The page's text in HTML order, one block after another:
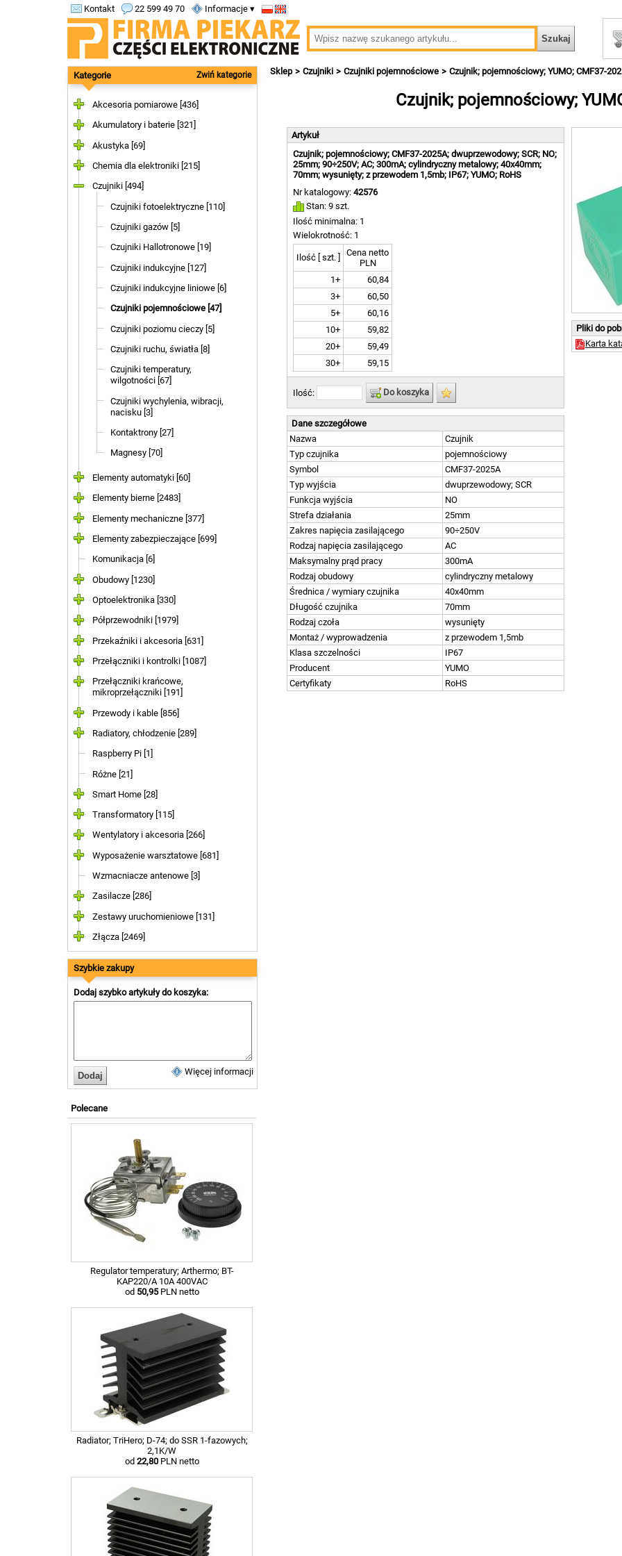
Kontakt 22 599 49 70 Informacje ▾
Kategorie Zwiń kategorie
Akcesoria pomiarowe [436]
Akumulatory i baterie [321]
Akustyka [69]
Chemia dla elektroniki [215]
Czujniki [494]
Czujniki fotoelektryczne [110]
Czujniki gazów [5]
Czujniki Hallotronowe [19]
Czujniki indukcyjne [127]
Czujniki indukcyjne liniowe [6]
Czujniki pojemnościowe [47]
Czujniki poziomu cieczy [5]
Czujniki ruchu, światła [8]
Czujniki temperatury,
wilgotności [67]
Czujniki wychylenia, wibracji,
nacisku [3]
Kontaktrony [27]
Magnesy [70]
Elementy automatyki [60]
Elementy bierne [2483]
Elementy mechaniczne [377]
Elementy zabezpieczające [699]
Komunikacja [6]
Obudowy [1230]
Optoelektronika [330]
Półprzewodniki [1979]
Przekaźniki i akcesoria [631]
Przełączniki i kontrolki [1087]
Przełączniki krańcowe,
mikroprzełączniki [191]
Przewody i kable [856]
Radiatory, chłodzenie [289]
Raspberry Pi [1]
Różne [21]
Smart Home [28]
Transformatory [115]
Wentylatory i akcesoria [266]
Wyposażenie warsztatowe [681]
Wzmacniacze antenowe [3]
Zasilacze [286]
Zestawy uruchomieniowe [131]
Złącza [2469]
Szybkie zakupy
Dodaj szybko artykuły do koszyka:
Więcej informacji
Polecane
Regulator temperatury; Arthermo; BT-
KAP220/A 10A 400VAC
od 50,95PLN netto
Radiator; TriHero; D-74; do SSR 1-fazowych;
2,1K/W
od 22,80PLN netto
Sklep Czujniki Czujniki pojemnościowe Czujnik; pojemnościowy; YUMO; CMF37-
Czujnik; pojemnościowy;
Pliki do
Karta
Artykuł
Czujnik; pojemnościowy; CMF37-2025A; dwuprzewodowy; SCR; NO;
25mm; 90÷250V; AC; 300mA; cylindryczny metalowy; 40x40mm;
70mm; wysunięty; z przewodem 1,5mb; IP67; YUMO; RoHS
Nr katalogowy: 42576
Stan: 9 szt.
Ilość minimalna: 1
Wielokrotność: 1
Ilość [ szt. ]
Cena netto
PLN
1+
60,84
3+
60,50
5+
60,16
10+
59,82
20+
59,49
30+
59,15
Ilość: Do koszyka
Dane szczegółowe
Nazwa
Czujnik
Typ czujnika
pojemnościowy
Symbol
CMF37-2025A
Typ wyjścia
dwuprzewodowy; SCR
Funkcja wyjścia
NO
Strefa działania
25mm
Zakres napięcia zasilającego
90÷250V
Rodzaj napięcia zasilającego
AC
Maksymalny prąd pracy
300mA
Rodzaj obudowy
cylindryczny metalowy
Średnica / wymiary czujnika
40x40mm
Długość czujnika
70mm
Rodzaj czoła
wysunięty
Montaż / wyprowadzenia
z przewodem 1,5mb
Klasa szczelności
IP67
Producent
YUMO
Certyfikaty
RoHS